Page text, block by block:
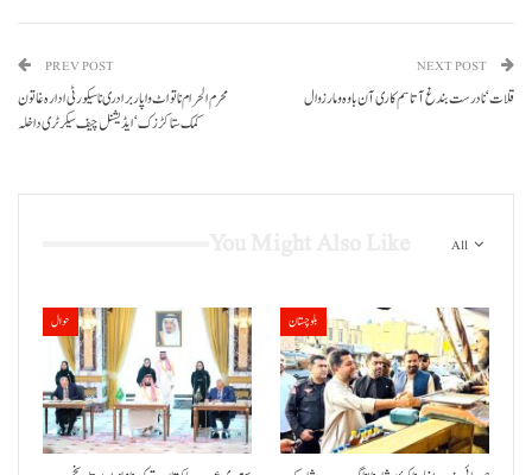
PREV POST
محرم الحرام نا تو اٹ واپار برادری نا سیکورٹی ادارہ غاتون
کمک ستا کڑزک‘ ایڈیشنل چیف سیکرٹری داخلہ
NEXT POST
قلات‘ نادرست بندغ آتا سم کاری آن باوہ و مار زوال
All
حوال بلوچستان